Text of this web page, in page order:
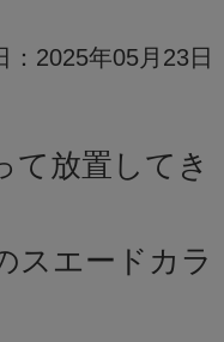
2025年05月23日
て放置してき
スエードカラ